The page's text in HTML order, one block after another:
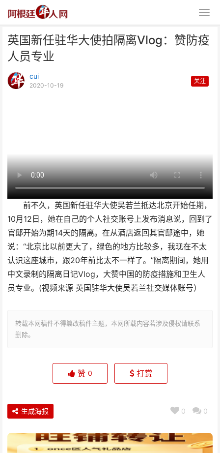
英国新任驻华大使拍隔离Vlog：赞防疫
人员专业
cui
2020-10-19
关注
前不久，英国新任驻华大使吴若兰抵达北京开始任期，
10月12日，她在自己的个人社交账号上发布消息说，回到了
官邸开始为期14天的隔离。在从酒店返回其官邸途中，她
说：“北京比以前更大了，绿色的地方比较多，我现在不太
认识这座城市，跟20年前比太不一样了。”隔离期间，她用
中文录制的隔离日记Vlog，大赞中国的防疫措施和卫生人
员专业。(视频来源 英国驻华大使吴若兰社交媒体账号）
转载本网稿件不得篡改稿件主题，本网所载内容若涉及侵权请联系
删除。
赞 0 打赏
0 0
生成海报